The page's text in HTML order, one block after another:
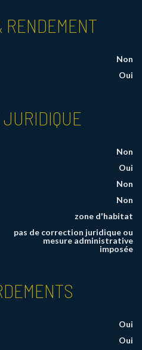
RENDEMENT
Non
Oui
Non
Oui
Non
Non
zone d'habitat
pas de correction juridique ou
mesure administrative
imposée
Oui
Oui